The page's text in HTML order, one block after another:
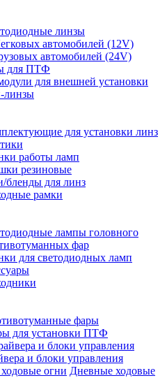
линзы
автомобилей (12V)
автомобилей (24V)
для ПТФ
для внешней установки
для установки линз
работы ламп
резиновые
бленды для линз
рамки
лампы головного
фар
для светодиодных ламп
фары
для установки ПТФ
и блоки управления
Дневные ходовые